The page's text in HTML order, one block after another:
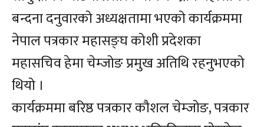
बन्दना दनुवारको अध्यक्षतामा भएको कार्यक्रममा
नेपाल पत्रकार महासङ्घ कोशी प्रदेशका
महासचिव हेमा चेम्जोङ प्रमुख अतिथि रहनुभएको
थियो ।
कार्यक्रममा बरिष्ठ पत्रकार कौशल चेम्जोङ, पत्रकार